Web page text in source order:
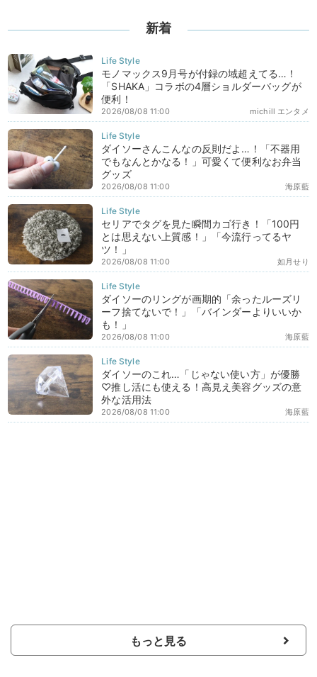
新着
モノマックス9月号が付録の域超えてる…！
「SHAKA」コラボの4層ショルダーバッグが
便利！
michill エンタメ
2026/08/08 11:00
ダイソーさんこんなの反則だよ…！「不器用
でもなんとかなる！」可愛くて便利なお弁当
グッズ
海原藍
2026/08/08 11:00
セリアでタグを見た瞬間カゴ行き！「100円
とは思えない上質感！」「今流行ってるヤ
ツ！」
如月せり
2026/08/08 11:00
ダイソーのリングが画期的「余ったルーズリ
ーフ捨てないで！」「バインダーよりいいか
も！」
海原藍
2026/08/08 11:00
ダイソーのこれ…「じゃない使い方」が優勝
♡推し活にも使える！高見え美容グッズの意
外な活用法
海原藍
2026/08/08 11:00
もっと見る